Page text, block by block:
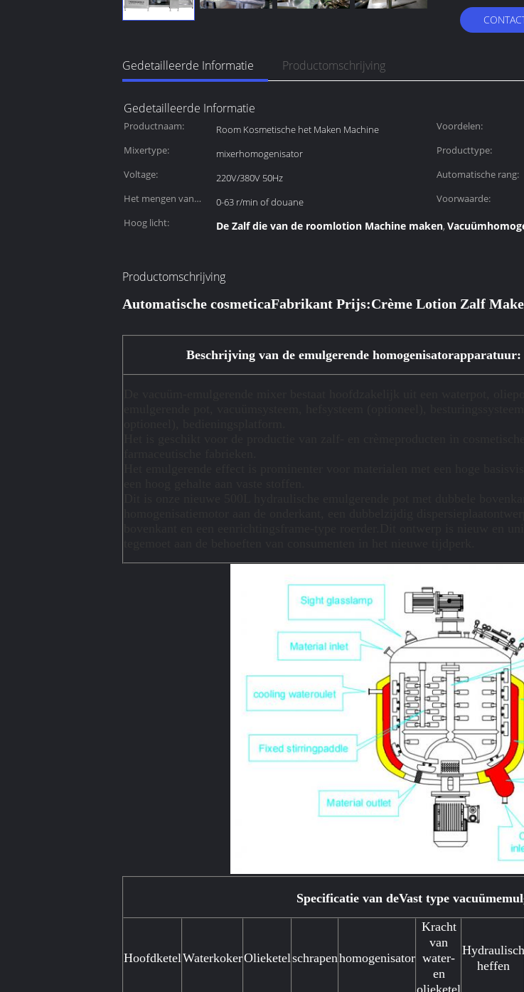
Laat een bericht
Gedetailleerde Informatie Productomschrijving
Gedetailleerde Informatie
Productnaam: Room Kosmetische het Maken Machine Voordelen:
Mixertype:
mixerhomogenisator Producttype:
Voltage:
220V/380V 50Hz Automatische rang:
Het mengen van
0-63 r/min of douane Voorwaarde:
Hoog licht:
De Zalf die van de roomlotion Machine maken,
Productomschrijving
Automatische cosmeticaFabrikant Prijs:Crème Lotion Zalf
Beschrijving van de emulgerende homogenisatorapparatuur:
Specificatie van deVast type
HoofdketelWaterkokerOlieketelschrapenhomogenisator
Kracht
van
water-
en
olieketel
Hydraulisch
heffen